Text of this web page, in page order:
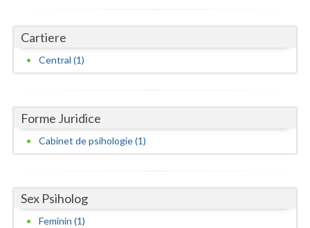
Ialomita
Maramures
Mehedinti
Neamt
Olt
Cartiere
Central (1)
Forme Juridice
Cabinet de psihologie (1)
Sex Psiholog
Feminin (1)